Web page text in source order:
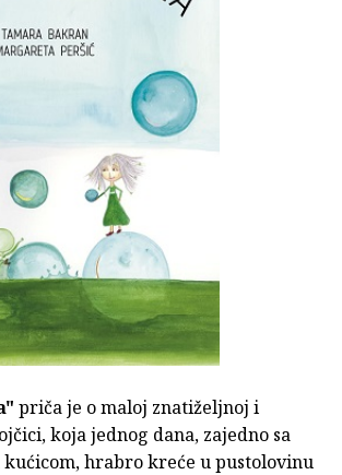
priča je o maloj znatiželjnoj i
koja jednog dana, zajedno sa
kućicom, hrabro kreće u pustolovinu